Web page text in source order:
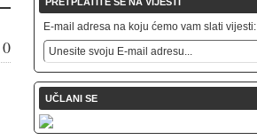
0
E-mail adresa na koju ćemo vam slati vijesti:
UČLANI SE